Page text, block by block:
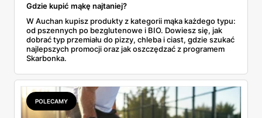
Gdzie kupić mąkę najtaniej?
W Auchan kupisz produkty z kategorii mąka każdego typu:
od pszennych po bezglutenowe i BIO. Dowiesz się, jak
dobrać typ przemiału do pizzy, chleba i ciast, gdzie szukać
najlepszych promocji oraz jak oszczędzać z programem
Skarbonka.
POLECAMY